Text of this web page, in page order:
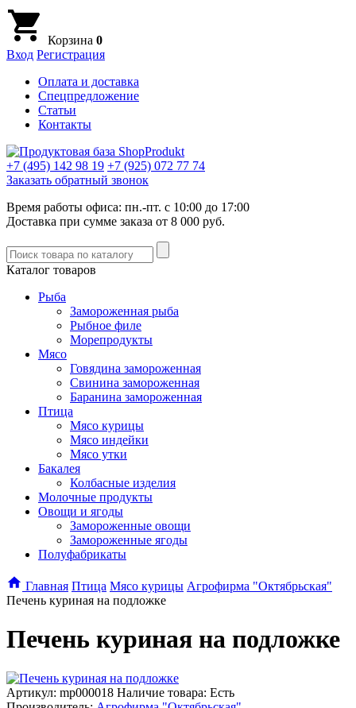
Корзина 0
Вход Регистрация
Оплата и доставка
Спецпредложение
Статьи
Контакты
+7 (495) 142 98 19 +7 (925) 072 77 74
Заказать обратный звонок
Время работы офиса: пн.-пт. с 10:00 до 17:00
Доставка при сумме заказа от 8 000 руб.
Каталог товаров
Рыба
Замороженная рыба
Рыбное филе
Морепродукты
Мясо
Говядина замороженная
Свинина замороженная
Баранина замороженная
Птица
Мясо курицы
Мясо индейки
Мясо утки
Бакалея
Колбасные изделия
Молочные продукты
Овощи и ягоды
Замороженные овощи
Замороженные ягоды
Полуфабрикаты
Главная Птица Мясо курицы Агрофирма "Октябрьская"
Печень куриная на подложке
Печень куриная на подложке
Артикул: mp000018 Наличие товара: Есть